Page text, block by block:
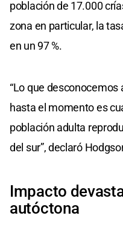
población de 17.000
zona en particular, la
en un 97 %.
“Lo que
hasta el momento es
población adulta
del sur”, declaró
Impacto
autóctona